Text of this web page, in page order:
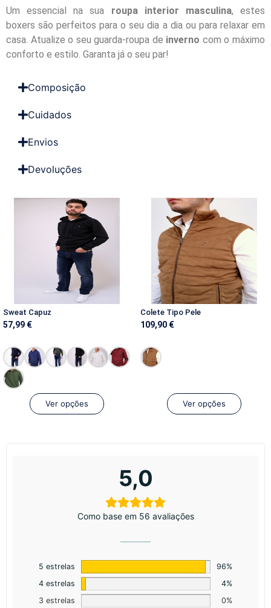
Um essencial na sua roupa interior masculina, estes
boxers são perfeitos para o seu dia a dia ou para relaxar em
casa. Atualize o seu guarda-roupa de inverno com o máximo
conforto e estilo. Garanta já o seu par!
Composição
Cuidados
Envios
Devoluções
Sweat Capuz
57,99 €
Ver opções
Colete Tipo Pele
109,90 €
Ver opções
5,0
Como base em 56 avaliações
5 estrelas
96%
4 estrelas
4%
3 estrelas
0%